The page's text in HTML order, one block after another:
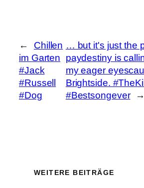
←
Chillen
im Garten
#Jack
#Russell
#Dog
… but it's just the
paydestiny is
my eager
Brightside.
#Bestsongever
→
WEITERE BEITRÄGE